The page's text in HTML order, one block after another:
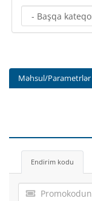
Məhsul/Parametrlər
Endirim kodu